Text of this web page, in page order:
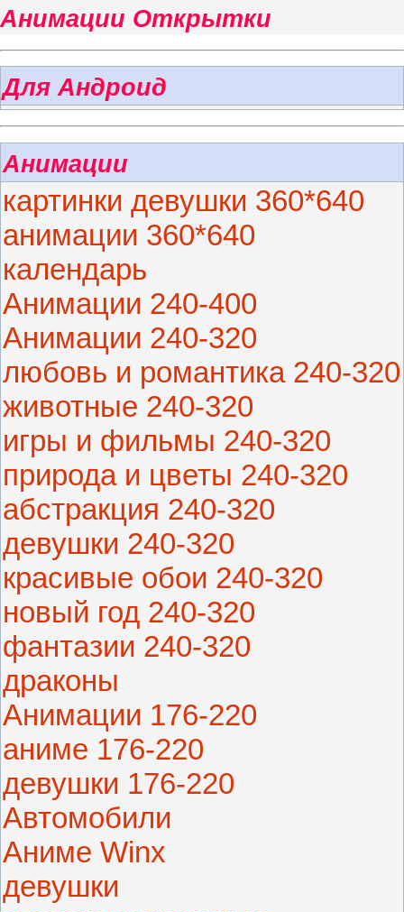
Анимации Открытки
Для Андроид
Анимации
картинки девушки 360*640
анимации 360*640
календарь
Анимации 240-400
Анимации 240-320
любовь и романтика 240-320
животные 240-320
игры и фильмы 240-320
природа и цветы 240-320
абстракция 240-320
девушки 240-320
красивые обои 240-320
новый год 240-320
фантазии 240-320
драконы
Анимации 176-220
аниме 176-220
девушки 176-220
Автомобили
Аниме Winx
девушки